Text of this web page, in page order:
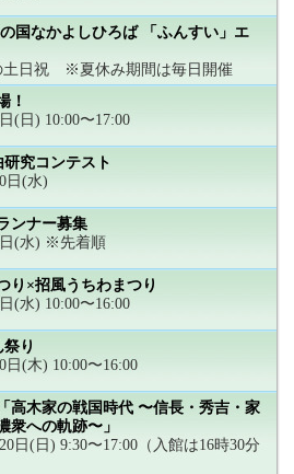
国なかよしひろば 「ふんすい」エ
土日祝 ※夏休み期間は毎日開催
！
(日) 10:00〜17:00
究コンテスト
日(水)
ンナー募集
日(水) ※先着順
り×招風うちわまつり
(水) 10:00〜16:00
り
日(木) 10:00〜16:00
高木家の戦国時代 〜信長・秀吉・家
への軌跡〜」
日(日) 9:30〜17:00（入館は16時30分